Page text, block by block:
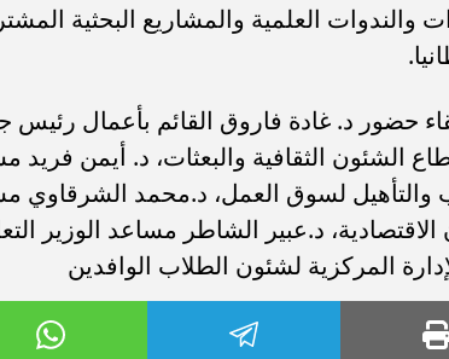
والندوات العلمية والمشاريع البحثية
حضور د. غادة فاروق القائم بأعمال
الشئون الثقافية والبعثات، د. أيمن فريد
والتأهيل لسوق العمل، د.محمد الشرقاوي
د.عبير الشاطر مساعد الوزير
المركزية لشئون الطلاب الوافدين